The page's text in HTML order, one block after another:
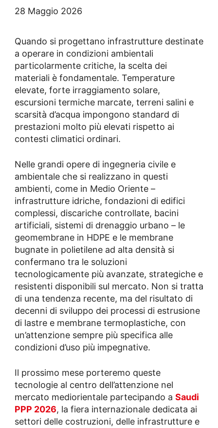
28 Maggio 2026
Quando si progettano infrastrutture destinate
a operare in condizioni ambientali
particolarmente critiche, la scelta dei
materiali è fondamentale. Temperature
elevate, forte irraggiamento solare,
escursioni termiche marcate, terreni salini e
scarsità d’acqua impongono standard di
prestazioni molto più elevati rispetto ai
contesti climatici ordinari.
Nelle grandi opere di ingegneria civile e
ambientale che si realizzano in questi
ambienti, come in Medio Oriente –
infrastrutture idriche, fondazioni di edifici
complessi, discariche controllate, bacini
artificiali, sistemi di drenaggio urbano – le
geomembrane in HDPE e le membrane
bugnate in polietilene ad alta densità si
confermano tra le soluzioni
tecnologicamente più avanzate, strategiche e
resistenti disponibili sul mercato. Non si tratta
di una tendenza recente, ma del risultato di
decenni di sviluppo dei processi di estrusione
di lastre e membrane termoplastiche, con
un’attenzione sempre più specifica alle
condizioni d’uso più impegnative.
Il prossimo mese porteremo queste
tecnologie al centro dell’attenzione nel
mercato mediorientale partecipando a Saudi
PPP 2026, la fiera internazionale dedicata ai
settori delle costruzioni, delle infrastrutture e